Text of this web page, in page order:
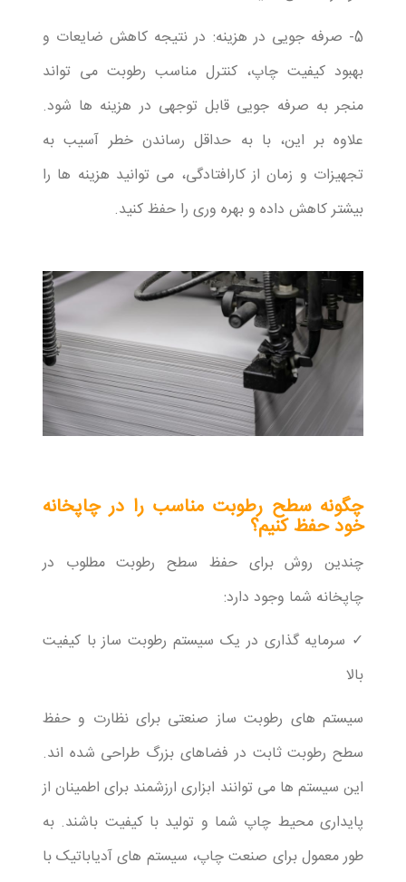
5- صرفه جویی در هزینه: در نتیجه کاهش ضایعات و
بهبود کیفیت چاپ، کنترل مناسب رطوبت می تواند
منجر به صرفه جویی قابل توجهی در هزینه ها شود.
علاوه بر این، با به حداقل رساندن خطر آسیب به
تجهیزات و زمان از کارافتادگی، می توانید هزینه ها را
بیشتر کاهش داده و بهره وری را حفظ کنید.
چگونه سطح رطوبت مناسب را در چاپخانه
خود حفظ کنیم؟
چندین روش برای حفظ سطح رطوبت مطلوب در
چاپخانه شما وجود دارد:
✓ سرمایه گذاری در یک سیستم رطوبت ساز با کیفیت
بالا
سیستم های رطوبت ساز صنعتی برای نظارت و حفظ
سطح رطوبت ثابت در فضاهای بزرگ طراحی شده اند.
این سیستم ها می توانند ابزاری ارزشمند برای اطمینان از
پایداری محیط چاپ شما و تولید با کیفیت باشند. به
طور معمول برای صنعت چاپ، سیستم های آدیاباتیک با